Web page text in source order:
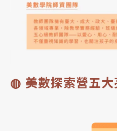
◍ 美數探索營五大